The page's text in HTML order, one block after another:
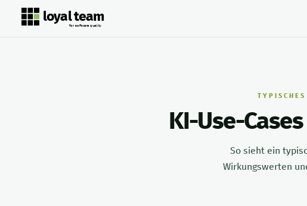
loyal team
for software quality
KI-Use-
So sieht ein
Wirkungswerten